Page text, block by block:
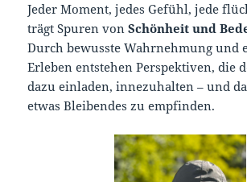
Jeder Moment, jedes Gefühl, jede
trägt Spuren vonSchönheit und
Durch bewusste Wahrnehmung und
Erleben entstehen Perspektiven, die
dazu einladen, innezuhalten – und
etwas Bleibendes zu empfinden.